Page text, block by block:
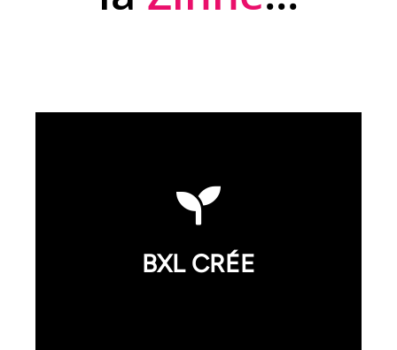
Découvrir le réseau
BXL CRÉE